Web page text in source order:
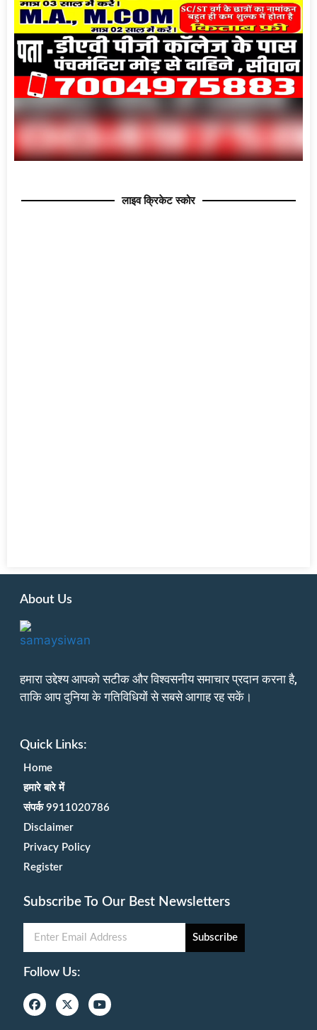
लाइव क्रिकेट स्कोर
About Us
हमारा उद्देश्य आपको सटीक और विश्वसनीय समाचार प्रदान करना है,
ताकि आप दुनिया के गतिविधियों से सबसे आगाह रह सकें।
Quick Links:
Home
हमारे बारे में
संपर्क 9911020786
Disclaimer
Privacy Policy
Register
Subscribe To Our Best Newsletters
Subscribe
Follow Us: